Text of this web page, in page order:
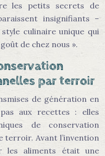
les petits secrets de
insignifiants –
culinaire unique qui
de chez nous ».
par terroir
de génération en
aux recettes : elles
de conservation
terroir. Avant l’invention
les aliments était une